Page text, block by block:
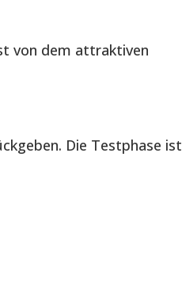
von dem attraktiven
Die Testphase ist